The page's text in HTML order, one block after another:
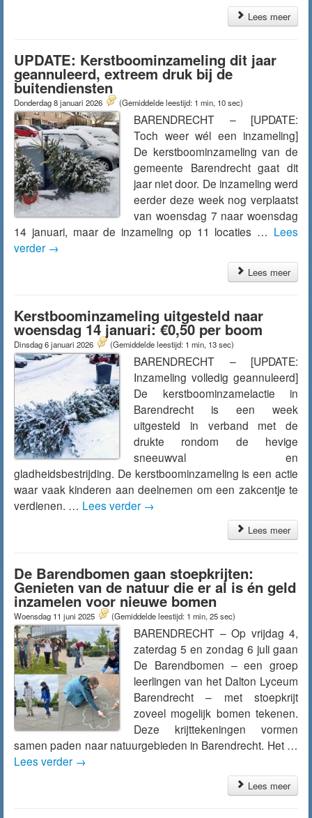
Lees meer
UPDATE: Kerstboominzameling dit jaar
geannuleerd, extreem druk bij de
buitendiensten
Donderdag 8 januari 2026 (Gemiddelde leestijd: 1 min, 10 sec)
BARENDRECHT – [UPDATE:
Toch weer wél een inzameling]
De kerstboominzameling van de
gemeente Barendrecht gaat dit
jaar niet door. De inzameling werd
eerder deze week nog verplaatst
van woensdag 7 naar woensdag
14 januari, maar de inzameling op 11 locaties … Lees
verder →
Lees meer
Kerstboominzameling uitgesteld naar
woensdag 14 januari: €0,50 per boom
Dinsdag 6 januari 2026 (Gemiddelde leestijd: 1 min, 13 sec)
BARENDRECHT – [UPDATE:
Inzameling volledig geannuleerd]
De kerstboominzamelactie in
Barendrecht is een week
uitgesteld in verband met de
drukte rondom de hevige
sneeuwval en
gladheidsbestrijding. De kerstboominzameling is een actie
waar vaak kinderen aan deelnemen om een zakcentje te
verdienen. … Lees verder →
Lees meer
De Barendbomen gaan stoepkrijten:
Genieten van de natuur die er al is én geld
inzamelen voor nieuwe bomen
Woensdag 11 juni 2025 (Gemiddelde leestijd: 1 min, 25 sec)
BARENDRECHT – Op vrijdag 4,
zaterdag 5 en zondag 6 juli gaan
De Barendbomen – een groep
leerlingen van het Dalton Lyceum
Barendrecht – met stoepkrijt
zoveel mogelijk bomen tekenen.
Deze krijttekeningen vormen
samen paden naar natuurgebieden in Barendrecht. Het …
Lees verder →
Lees meer